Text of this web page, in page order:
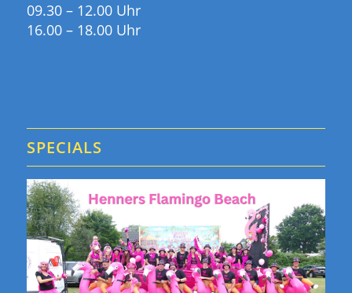
09.30 – 12.00 Uhr
16.00 – 18.00 Uhr
SPECIALS